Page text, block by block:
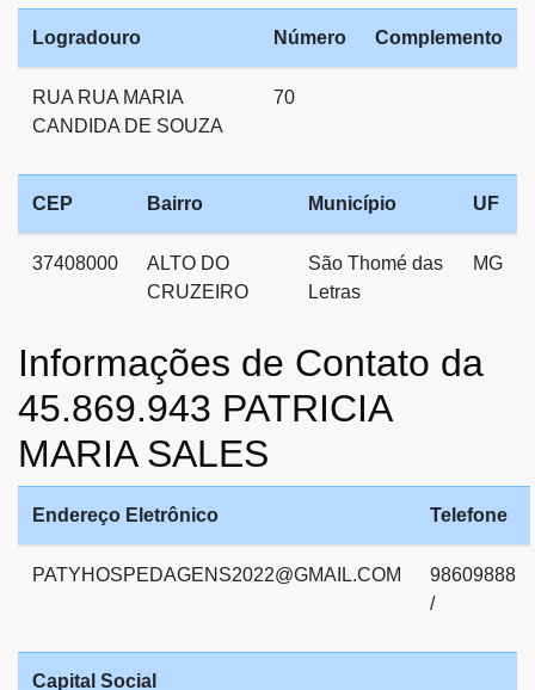
Logradouro Número Complemento
RUA RUA MARIA
CANDIDA DE SOUZA
70
CEP Bairro Município UF
37408000
ALTO DO
CRUZEIRO
São Thomé das
Letras
MG
Informações de Contato da
45.869.943 PATRICIA
MARIA SALES
Endereço Eletrônico Telefone
PATYHOSPEDAGENS2022@GMAIL.COM
98609888
/
Capital Social